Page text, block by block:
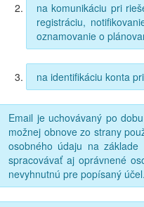
na komunikáciu pri
registráciu,
oznamovanie o
na identifikáciu konta
Email je uchovávaný po
možnej obnove zo strany
osobného údaju na
spracovávať aj oprávnené
nevyhnutnú pre popísaný účel